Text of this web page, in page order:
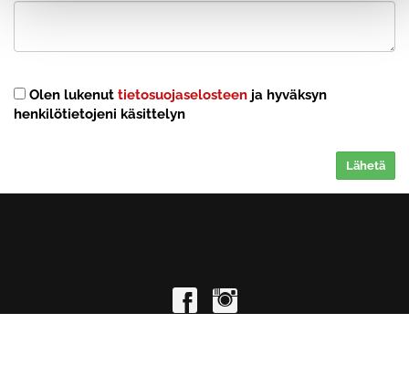
Olen lukenut tietosuojaselosteen ja hyväksyn
henkilötietojeni käsittelyn
Lähetä